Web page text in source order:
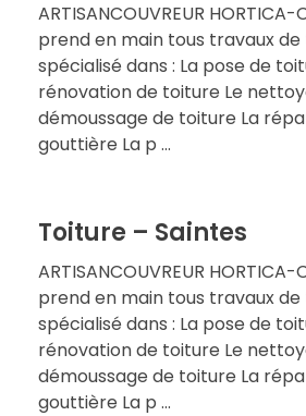
ARTISANCOUVREUR HORTICA-
prend en main tous travaux de
spécialisé dans : La pose de
rénovation de toiture Le
démoussage de toiture La
gouttière La p ...
Toiture – Saintes
ARTISANCOUVREUR HORTICA-
prend en main tous travaux de
spécialisé dans : La pose de
rénovation de toiture Le
démoussage de toiture La
gouttière La p ...